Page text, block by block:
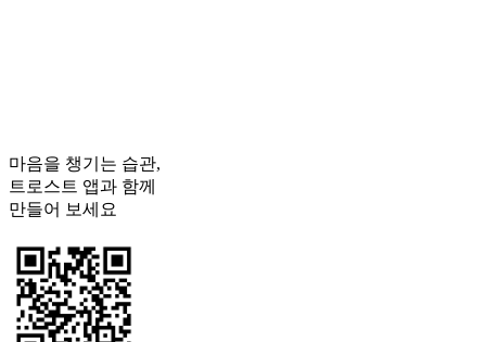
마음을 챙기는 습관,
트로스트 앱과 함께
만들어 보세요